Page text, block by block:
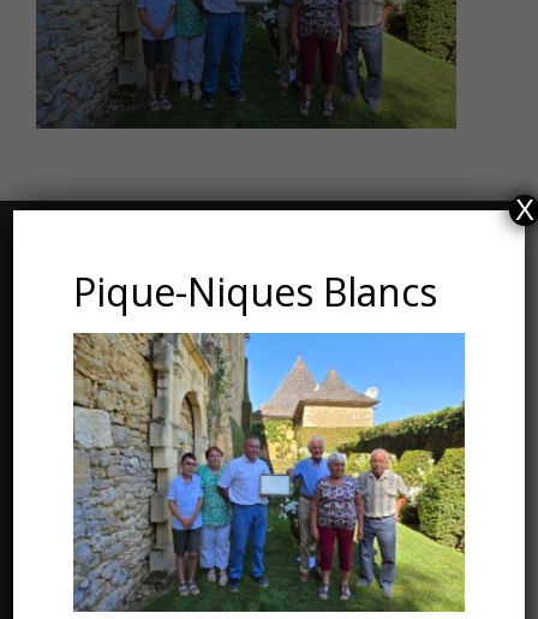
24590 Salignac-Eyvigues
Dordogne – Périgord
Téléphone : 05.53.28.99.71
Email : contact@eyrignac.com
ESPACE PRESSE
Pique-Niques Blancs
X